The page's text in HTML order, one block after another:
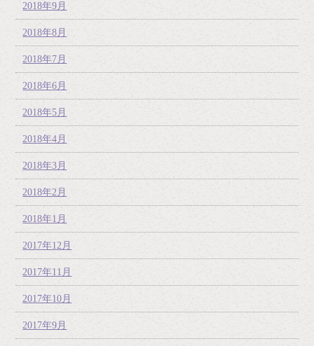
2018年9月
2018年8月
2018年7月
2018年6月
2018年5月
2018年4月
2018年3月
2018年2月
2018年1月
2017年12月
2017年11月
2017年10月
2017年9月